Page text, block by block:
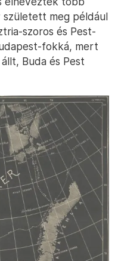
meg például
szoros és Pest-
fokká, mert
Buda és Pest